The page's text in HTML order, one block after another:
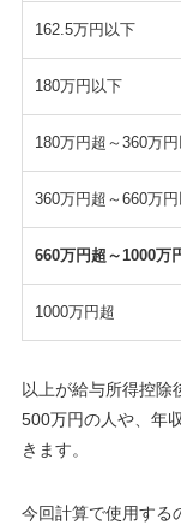
162.5万円以下
180万円以下
180万円超～360万
360万円超～660万
660万円超～1000万
1000万円超
以上が給与所得控除
500万円の人や、年
きます。
今回計算で使用する